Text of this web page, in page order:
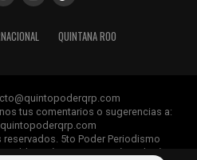
QUINTANA ROO
tus comentarios o sugerencias a:
5to Poder Periodismo
publicación, retransmisión, edición y